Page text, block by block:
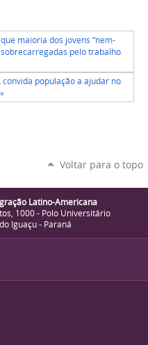
maioria dos jovens “nem-
pelo trabalho
população a ajudar no
Voltar para o topo
Latino-Americana
1000 - Polo Universitário
Iguaçu - Paraná